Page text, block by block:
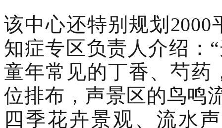
该中心还特别规划
知症专区负责人介绍：
童年常见的丁香、芍药
位排布，声景区的鸟鸣
四季花卉景观、流水